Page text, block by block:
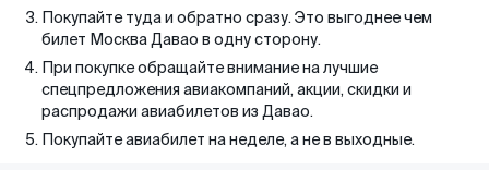
Покупайте туда и обратно сразу. Это выгоднее чем
билет Москва Давао в одну сторону.
При покупке обращайте внимание на лучшие
спецпредложения авиакомпаний, акции, скидки и
распродажи авиабилетов из Давао.
Покупайте авиабилет на неделе, а не в выходные.